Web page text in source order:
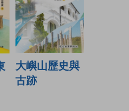
大嶼山歷史與
古跡